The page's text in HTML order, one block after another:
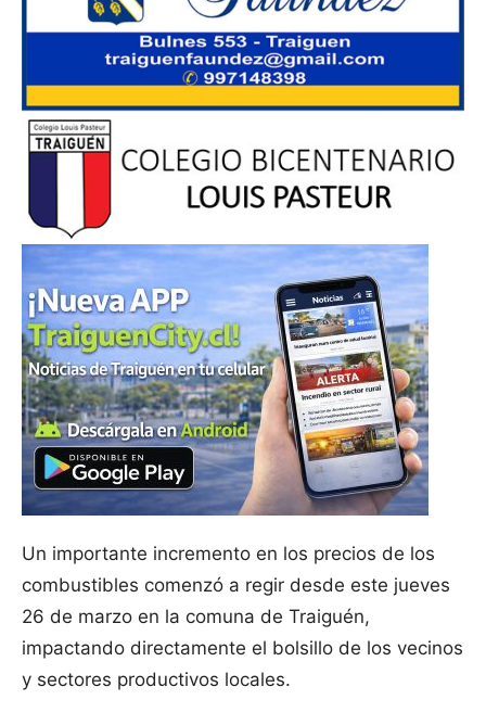
Un importante incremento en los precios de los
combustibles comenzó a regir desde este jueves
26 de marzo en la comuna de Traiguén,
impactando directamente el bolsillo de los vecinos
y sectores productivos locales.